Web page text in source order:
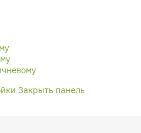
Закрыть панель